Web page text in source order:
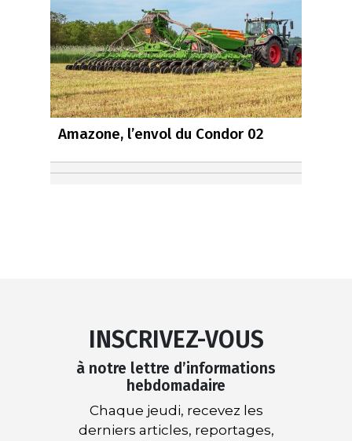
Amazone, l’envol du Condor 02
INSCRIVEZ-VOUS
à notre lettre d’informations
hebdomadaire
Chaque jeudi, recevez les
derniers articles, reportages,